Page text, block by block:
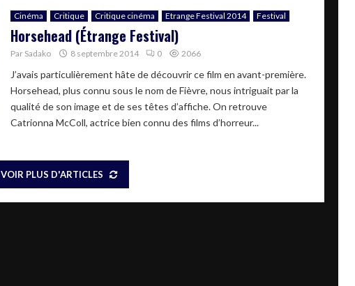
Cinéma Critique Critique cinéma Etrange Festival 2014 Festival
Horsehead (Étrange Festival)
Par Sadako 8 septembre 2014 0 2066
J’avais particulièrement hâte de découvrir ce film en avant-première.
Horsehead, plus connu sous le nom de Fièvre, nous intriguait par la
qualité de son image et de ses têtes d’affiche. On retrouve
Catrionna McColl, actrice bien connu des films d’horreur...
VOIR PLUS D'ARTICLES